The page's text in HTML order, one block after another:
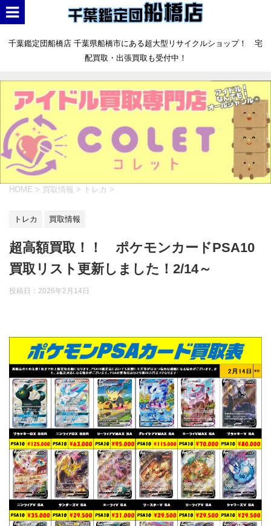
千葉鑑定団船橋店 千葉県船橋市にある超大型リサイクルショップ！ 宅
配買取・出張買取も受付中！
HOME > 買取情報 > トレカ >
トレカ 買取情報
超高額買取！！ ポケモンカードPSA10
買取リスト更新しました！2/14～
投稿日： 2026年2月14日